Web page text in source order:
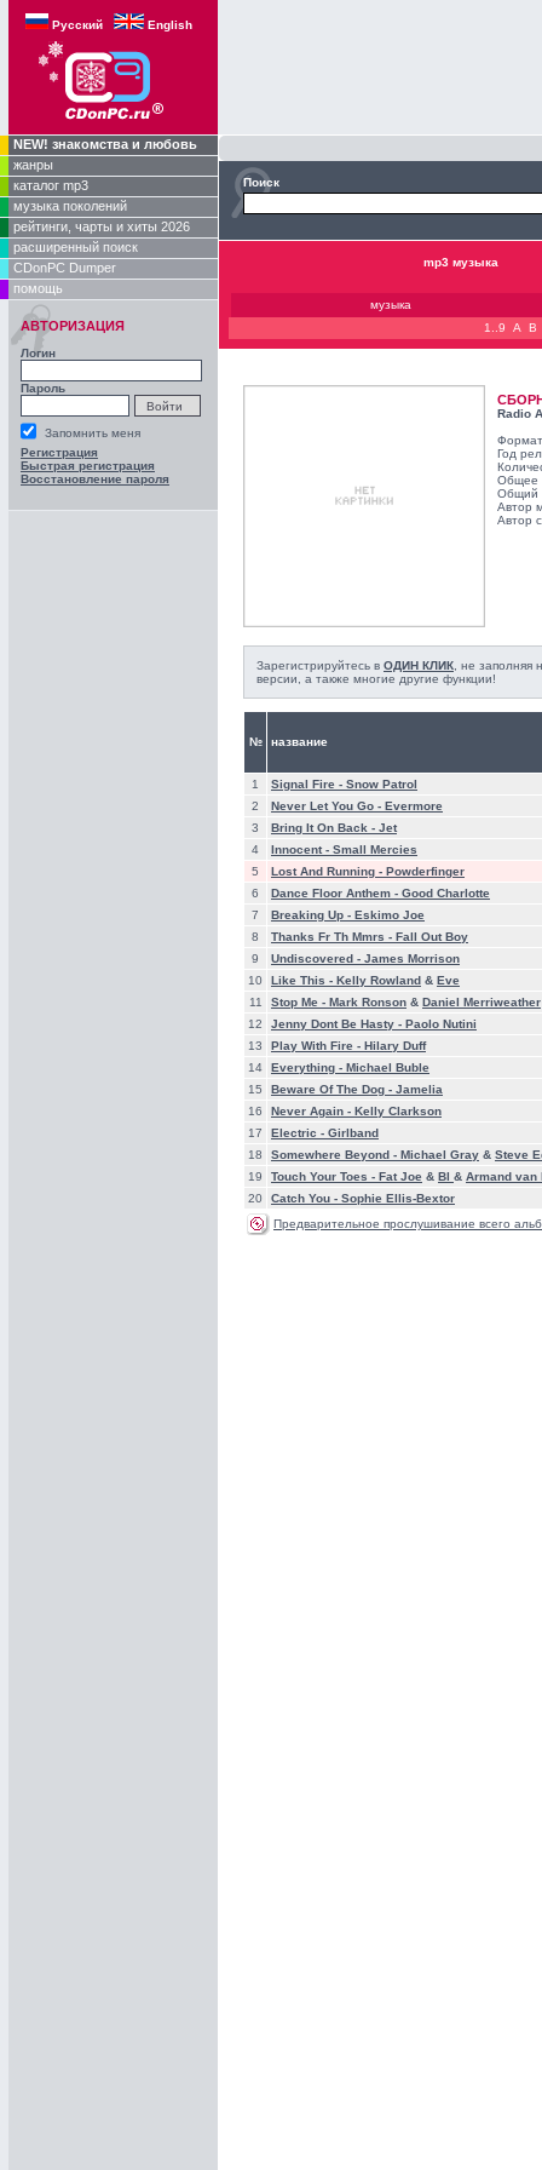
Русский English
NEW! знакомства и любовь
жанры
каталог mp3
музыка поколений
рейтинги, чарты и хиты 2026
расширенный поиск
CDonPC Dumper
помощь
АВТОРИЗАЦИЯ
Логин
Пароль
Запомнить меня
Регистрация
Быстрая регистрация
Восстановление пароля
Поиск
mp3 музыка
музыка
1..9
A B
Radio
Год
Общее
Общий
Автор
Автор
Зарегистрируйтесь в ОДИН КЛИК , не
версии, а также многие другие функции!
№ название
1 Signal Fire - Snow Patrol
2
Never Let You Go - Evermore
3
Bring It On Back - Jet
4
Innocent - Small Mercies
5
Lost And Running - Powderfinger
6
Dance Floor Anthem - Good Charlotte
7
Breaking Up - Eskimo Joe
8
Thanks Fr Th Mmrs - Fall Out Boy
9
Undiscovered - James Morrison
10
Like This - Kelly Rowland & Eve
11
Stop Me - Mark Ronson & Daniel Merriweather
12
Jenny Dont Be Hasty - Paolo Nutini
13
Play With Fire - Hilary Duff
14
Everything - Michael Buble
15
Beware Of The Dog - Jamelia
16
Never Again - Kelly Clarkson
17
Electric - Girlband
18
Somewhere Beyond - Michael Gray & Steve
19
Touch Your Toes - Fat Joe & Bl & Armand van
20
Catch You - Sophie Ellis-Bextor
Предварительное прослушивание всего